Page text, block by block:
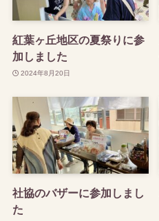
紅葉ヶ丘地区の夏祭りに参
加しました
2024年8月20日
社協のバザーに参加しまし
た